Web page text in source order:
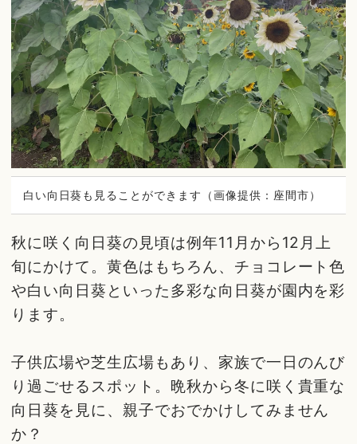
白い向日葵も見ることができます（画像提供：座間市）
秋に咲く向日葵の見頃は例年11月から12月上
旬にかけて。黄色はもちろん、チョコレート色
や白い向日葵といった多彩な向日葵が園内を彩
ります。
子供広場や芝生広場もあり、家族で一日のんび
り過ごせるスポット。晩秋から冬に咲く貴重な
向日葵を見に、親子でおでかけしてみません
か？